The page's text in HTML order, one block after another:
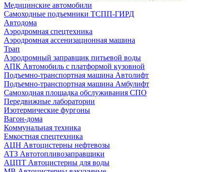
Медицинские автомобили
Самоходные подъемники ТСПП-ГИРД
Автодома
Аэродромная спецтехника
Аэродромная ассенизационная машина
Трап
Аэродромный заправщик питьевой воды
АПК Автомобиль с платформой кузовной
Подъемно-транспортная машина Автолифт
Подъемно-транспортная машина Амбулифт
Самоходная площадка обслуживания СПО
Передвижные лаборатории
Изотермические фургоны
Вагон-дома
Коммунальная техника
Емкостная спецтехника
АЦН Автоцистерны нефтевозы
АТЗ Автотопливозаправщики
АЦПТ Автоцистерны для воды